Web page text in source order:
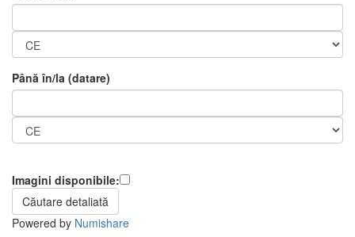
Până în/la (datare)
Imagini disponibile:
Powered by Numishare